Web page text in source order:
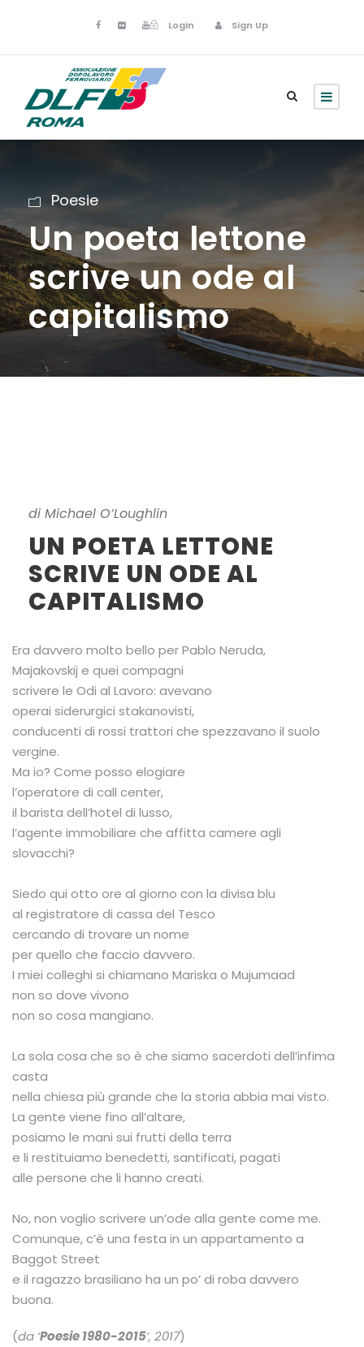
Login Sign Up
Poesie
Un poeta lettone
scrive un ode al
capitalismo
di Michael O’Loughlin
UN POETA LETTONE
SCRIVE UN ODE AL
CAPITALISMO
Era davvero molto bello per Pablo Neruda,
Majakovskij e quei compagni
scrivere le Odi al Lavoro: avevano
operai siderurgici stakanovisti,
conducenti di rossi trattori che spezzavano il suolo
vergine.
Ma io? Come posso elogiare
l’operatore di call center,
il barista dell’hotel di lusso,
l’agente immobiliare che affitta camere agli
slovacchi?
Siedo qui otto ore al giorno con la divisa blu
al registratore di cassa del Tesco
cercando di trovare un nome
per quello che faccio davvero.
I miei colleghi si chiamano Mariska o Mujumaad
non so dove vivono
non so cosa mangiano.
La sola cosa che so è che siamo sacerdoti dell’infima
casta
nella chiesa più grande che la storia abbia mai visto.
La gente viene fino all’altare,
posiamo le mani sui frutti della terra
e li restituiamo benedetti, santificati, pagati
alle persone che li hanno creati.
No, non voglio scrivere un’ode alla gente come me.
Comunque, c’è una festa in un appartamento a
Baggot Street
e il ragazzo brasiliano ha un po’ di roba davvero
buona.
(da ‘Poesie 1980-2015‘, 2017)